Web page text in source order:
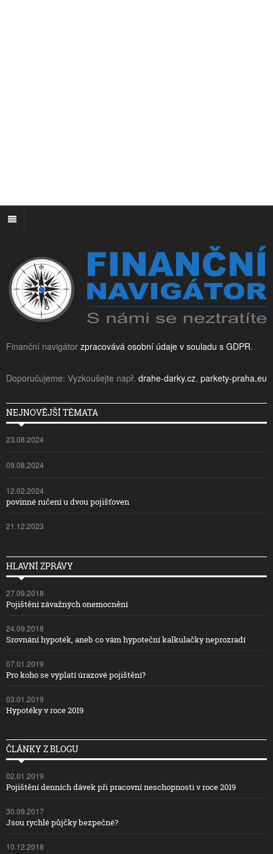
Finanční navigátor zpracovává osobní údaje v souladu s GDPR.
Doporučujeme: Vyzkoušejte např. drahe-darky.cz, parkety-praha.eu
NEJNOVĚJŠÍ TÉMATA
23.08.2024
09.08.2024
12.02.2024
povinné ručení u dvou pojišťoven
21.12.2023
HLAVNÍ ZPRÁVY
27.09.2018
Pojištění závažných onemocnění
24.09.2018
Srovnání hypoték, aneb co vám hypoteční kalkulačky neprozradí
07.01.2019
Pro koho se vyplatí úrazové pojištění?
03.01.2019
Hypotéky v roce 2019
ČLÁNKY Z BLOGU
02.01.2019
Pojištění denních dávek při pracovní neschopnosti v roce 2019
30.09.2017
Jsou rychlé půjčky bezpečné?
10.12.2018